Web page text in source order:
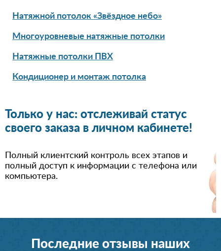
Натяжной потолок «Звёздное небо»
Многоуровневые натяжные потолки
Натяжные потолки ПВХ
Кондиционер и монтаж потолка
Только у нас: отслеживай статус
своего заказа в личном кабинете!
Полный клиентский контроль всех этапов и
полный доступ к информации с телефона или
компьютера.
Последние отзывы наших